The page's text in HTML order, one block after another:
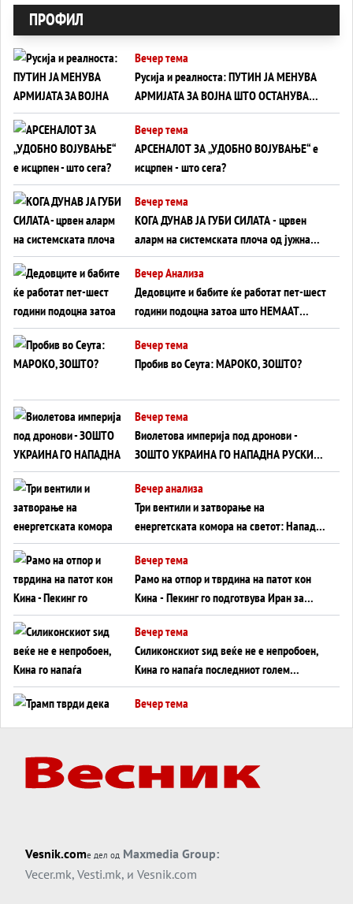
ПРОФИЛ
Вечер тема
Русија и реалноста: ПУТИН ЈА МЕНУВА
АРМИЈАТА ЗА ВОЈНА ШТО ОСТАНУВА
БЕЗ ФРОНТ
Вечер тема
АРСЕНАЛОТ ЗА „УДОБНО ВОЈУВАЊЕ“ е
исцрпен - што сега?
Вечер тема
КОГА ДУНАВ ЈА ГУБИ СИЛАТА - црвен
аларм на системската плоча од јужна
Германија до Црното Море...
Вечер Анализа
Дедовците и бабите ќе работат пет-шест
години подоцна затоа што НЕМААТ
ВНУЦИ ДА ГИ ЗАМЕНАТ
Вечер тема
Пробив во Сеута: МАРОКО, ЗОШТО?
Вечер тема
Виолетова империја под дронови -
ЗОШТО УКРАИНА ГО НАПАДНА РУСКИОТ
WILDBERRIES
Вечер анализа
Три вентили и затворање на
енергетската комора на светот: Нападот
во Суец најавува глобален енергетски
инфаркт?
Вечер тема
Рамо на отпор и тврдина на патот кон
Кина - Пекинг го подготвува Иран за
американска копнена инвазија
Вечер тема
Силиконскиот ѕид веќе не е непробоен,
Кина го напаѓа последниот голем
монопол на Западот?
Вечер тема
Вечер тема
ДЛАБОКО УДОЛУ: Сметководствените
Вечер тема
АТОМСКО ДОМИНО НА БЛИСКИОТ
ИСТОК
Vesnik.comе дел од Maxmedia Group:
Vecer.mk, Vesti.mk, и Vesnik.com